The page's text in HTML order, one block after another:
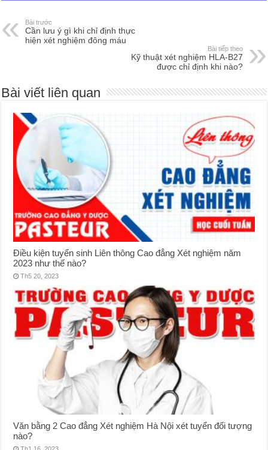
Bài trước
Cần lưu ý gì khi chỉ định thực
hiện xét nghiệm đông máu
Bài tiếp theo
Kỹ thuật xét nghiệm HLA-B27
được chỉ định khi nào?
Bài viết liên quan
Điều kiện tuyển sinh Liên thông Cao đẳng Xét nghiệm năm
2023 như thế nào?
Th5 20, 2023
Văn bằng 2 Cao đẳng Xét nghiệm Hà Nội xét tuyển đối tượng
nào?